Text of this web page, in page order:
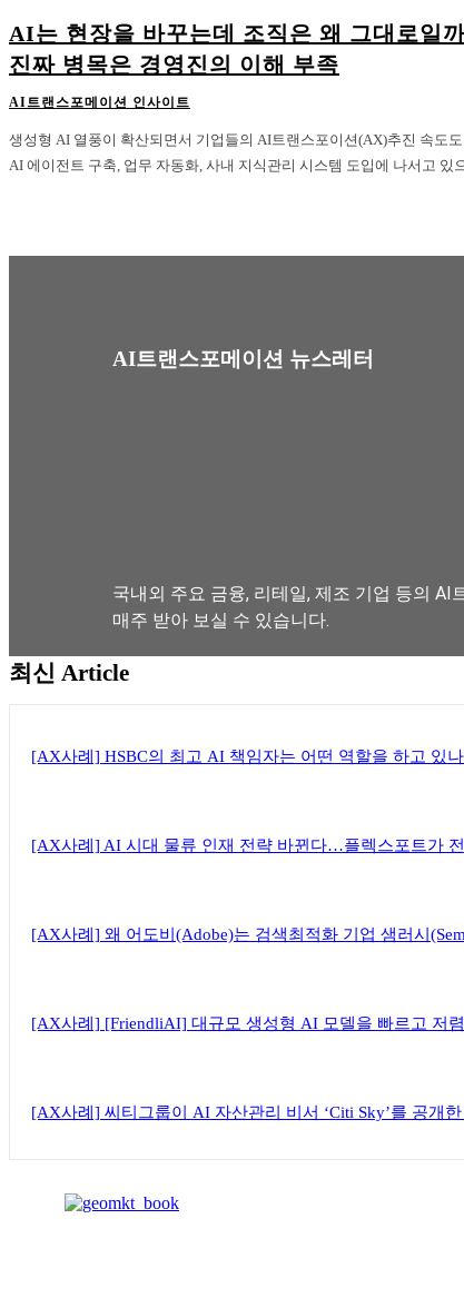
AI는 현장을 바꾸는데 조직은 왜 그대로일
진짜 병목은 경영진의 이해 부족
AI트랜스포메이션 인사이트
생성형 AI 열풍이 확산되면서 기업들의 AI트랜스포이션(AX)추진 속도
AI 에이전트 구축, 업무 자동화, 사내 지식관리 시스템 도입에 나서고 있
AI트랜스포메이션 뉴스레터
국내외 주요 금융, 리테일, 제조 기업 등의
매주 받아 보실 수 있습니다.
최신 Article
[AX사례] HSBC의 최고 AI 책임자는 어떤 역할을 하고 있
[AX사례] AI 시대 물류 인재 전략 바뀐다…플렉스포트가
[AX사례] 왜 어도비(Adobe)는 검색최적화 기업 샘러시
[AX사례] [FriendliAI] 대규모 생성형 AI 모델을 빠르고 저
[AX사례] 씨티그룹이 AI 자산관리 비서 ‘Citi Sky’를 공개